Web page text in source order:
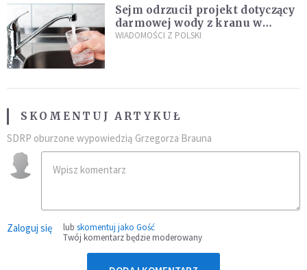
Sejm odrzucił projekt dotyczący
darmowej wody z kranu w
restauracjach
WIADOMOŚCI Z POLSKI
SKOMENTUJ ARTYKUŁ
SDRP oburzone wypowiedzią Grzegorza Brauna
Zaloguj się lub skomentuj jako Gość
Twój komentarz będzie moderowany